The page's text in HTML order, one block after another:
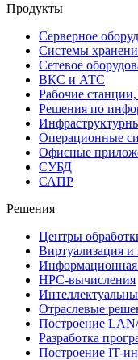
Продукты
Серверное
Системы
Сетевое
ВКС и АТС
Рабочие
Решения по
Операционные
Офисные
СУБД
САПР
Решения
Центры
Виртуализация и
Информационная
HPC-вычисления
Отраслевые
Построение
Разработка
Построение IT-